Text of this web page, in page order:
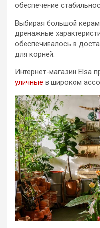
обеспечение
Выбирая большой
дренажные
обеспечивалось в
для корней.
Интернет-магазин Elsa
уличные в широком